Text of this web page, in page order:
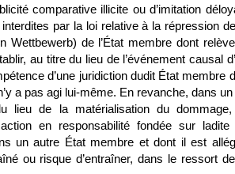
comparative illicite ou d’imitation
par la loi relative à la répression
Wettbewerb) de l’État membre dont
au titre du lieu de l’événement causal
d’une juridiction dudit État membre
a pas agi lui-même. En revanche, dans un
lieu de la matérialisation du
en responsabilité fondée sur ladite
un autre État membre et dont il est
ou risque d’entraîner, dans le ressort